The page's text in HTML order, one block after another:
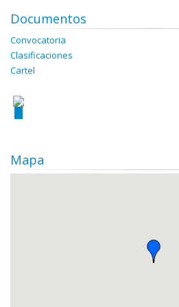
Documentos
Convocatoria
Clasificaciones
Cartel
Mapa